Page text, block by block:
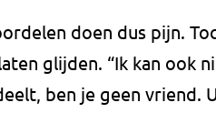
doen dus pijn.
glijden. “Ik kan ook
ben je geen vriend.